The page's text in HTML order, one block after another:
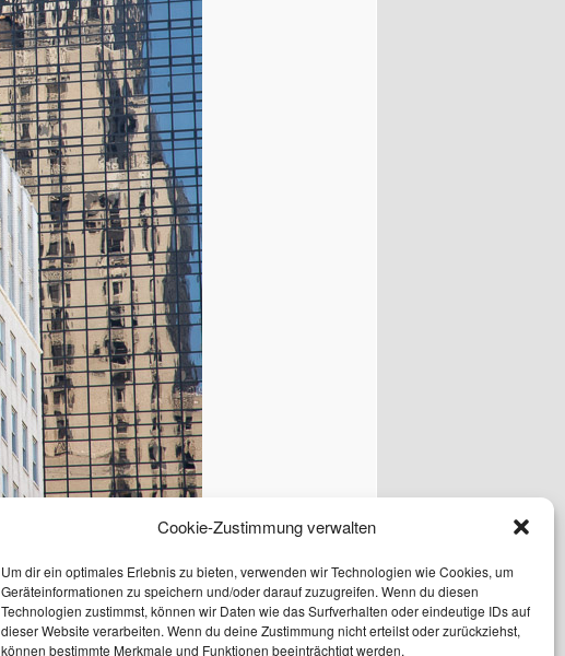
Cookie-Zustimmung verwalten
Um dir ein optimales Erlebnis zu bieten, verwenden wir Technologien wie Cookies, um
Geräteinformationen zu speichern und/oder darauf zuzugreifen. Wenn du diesen
Technologien zustimmst, können wir Daten wie das Surfverhalten oder eindeutige IDs auf
dieser Website verarbeiten. Wenn du deine Zustimmung nicht erteilst oder zurückziehst,
können bestimmte Merkmale und Funktionen beeinträchtigt werden.